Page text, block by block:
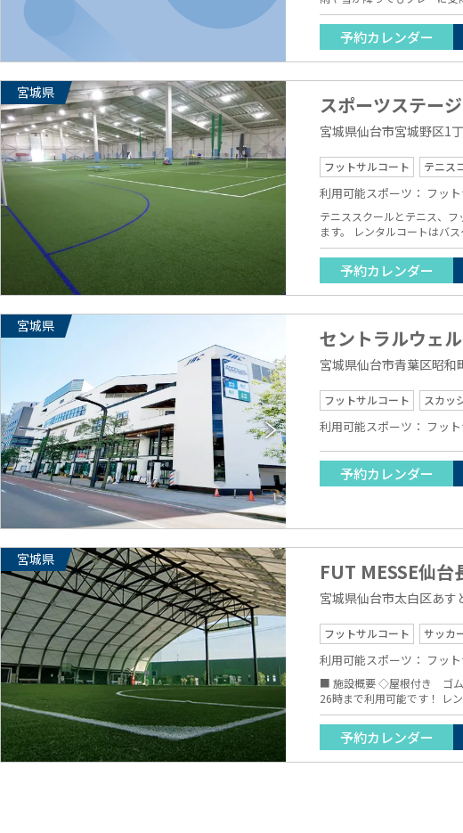
予約カレンダー
宮城県 スポーツステー
宮城県仙台市宮城野区1
フットサルコート テニス
利用可能スポーツ： フッ
テニススクールとテニス、
ます。 レンタルコートはバスケットボールやダンス、ドローン飛行など様々な使用用途でご利用頂けます。 予約方法は、LaBOLAシステムのネット予
約、またはお電話で受付して
予約カレンダー
宮城県 セントラルウェ
宮城県仙台市青葉区昭和
フットサルコート スカッ
利用可能スポーツ： フッ
予約カレンダー
宮城県 FUT MESSE仙台
宮城県仙台市太白区あ
フットサルコート サッカ
利用可能スポーツ： フッ
■ 施設概要 ◇屋根付き ゴムチップ無しの人工芝 ◇コートサイズ 37m×18m×2面 ◇
26
予約カレンダー